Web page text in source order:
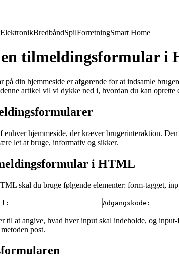
ElektronikBredbåndSpilForretningSmart Home
tilmeldingsformular i
din hjemmeside er afgørende for at indsamle
artikel vil vi dykke ned i, hvordan du kan
hjemmeside, der kræver brugerinteraktion.
let at bruge, informativ og sikker.
i HTML
skal du bruge følgende elementer: form-tagget,
Adgangskode:
til at angive, hvad hver input skal indeholde, og
post.